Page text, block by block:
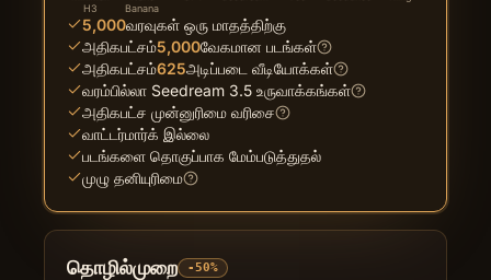
தொழில்முறை -50%
H3
Banana
5,000வரவுகள் ஒரு மாதத்திற்கு
அதிகபட்சம்5,000வேகமான படங்கள்
அதிகபட்சம்625அடிப்படை வீடியோக்கள்
வரம்பில்லா Seedream 3.5 உருவாக்கங்கள்
அதிகபட்ச முன்னுரிமை வரிசை
வாட்டர்மார்க் இல்லை
படங்களை தொகுப்பாக மேம்படுத்துதல்
முழு தனியுரிமை